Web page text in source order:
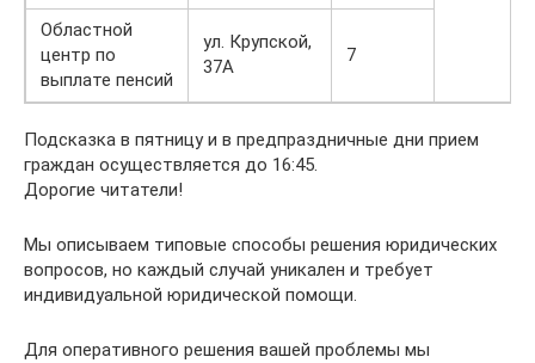
Областной
центр по
выплате пенсий
ул. Крупской,
37А
7
Подсказка в пятницу и в предпраздничные дни прием
граждан осуществляется до 16:45.
Дорогие читатели!
Мы описываем типовые способы решения юридических
вопросов, но каждый случай уникален и требует
индивидуальной юридической помощи.
Для оперативного решения вашей проблемы мы